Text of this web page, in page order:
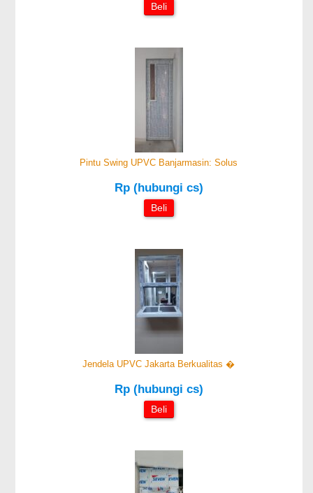
Beli
Pintu Swing UPVC Banjarmasin: Solus
Rp (hubungi cs)
Beli
Jendela UPVC Jakarta Berkualitas �
Rp (hubungi cs)
Beli